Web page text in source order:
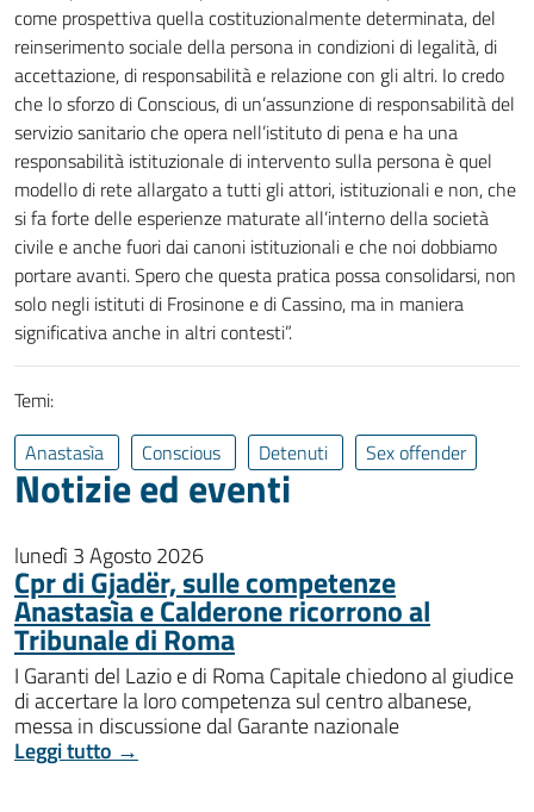
come prospettiva quella costituzionalmente determinata, del
reinserimento sociale della persona in condizioni di legalità, di
accettazione, di responsabilità e relazione con gli altri. Io credo
che lo sforzo di Conscious, di un’assunzione di responsabilità del
servizio sanitario che opera nell’istituto di pena e ha una
responsabilità istituzionale di intervento sulla persona è quel
modello di rete allargato a tutti gli attori, istituzionali e non, che
si fa forte delle esperienze maturate all’interno della società
civile e anche fuori dai canoni istituzionali e che noi dobbiamo
portare avanti. Spero che questa pratica possa consolidarsi, non
solo negli istituti di Frosinone e di Cassino, ma in maniera
significativa anche in altri contesti”.
Temi:
Anastasìa
Conscious Detenuti Sex offender
Notizie ed eventi
lunedì 3 Agosto 2026
Cpr di Gjadër, sulle competenze
Anastasìa e Calderone ricorrono al
Tribunale di Roma
I Garanti del Lazio e di Roma Capitale chiedono al giudice
di accertare la loro competenza sul centro albanese,
messa in discussione dal Garante nazionale
Leggi tutto →